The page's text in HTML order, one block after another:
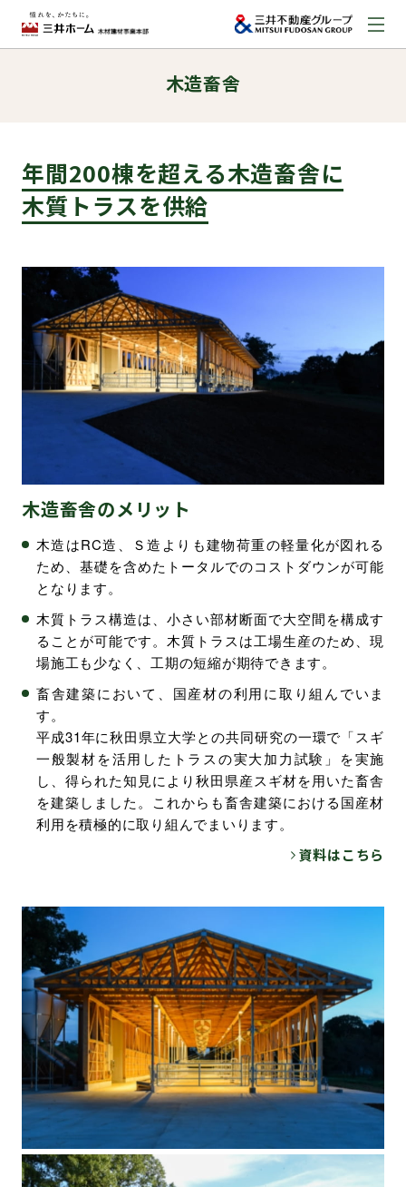
お問い合わせ
事業本部案内
建築実例
取扱商品
モッケン便り
トピックス一覧
イベントレポート一覧
木造畜舎
年間200棟を超える木造畜舎に
木質トラスを供給
木造畜舎のメリット
木造はRC造、Ｓ造よりも建物荷重の軽量化が図れる
ため、基礎を含めたトータルでのコストダウンが可能
となります。
木質トラス構造は、小さい部材断面で大空間を構成す
ることが可能です。木質トラスは工場生産のため、現
場施工も少なく、工期の短縮が期待できます。
畜舎建築において、国産材の利用に取り組んでいま
す。
平成31年に秋田県立大学との共同研究の一環で「スギ
一般製材を活用したトラスの実大加力試験」を実施
し、得られた知見により秋田県産スギ材を用いた畜舎
を建築しました。これからも畜舎建築における国産材
利用を積極的に取り組んでまいります。
資料はこちら